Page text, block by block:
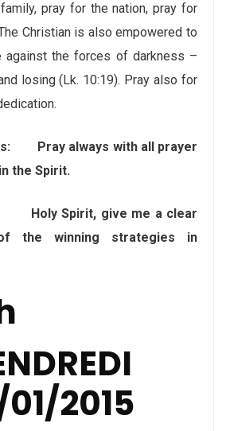
pray for the nation, pray for
Christian is also empowered to
against the forces of darkness –
losing (Lk. 10:19). Pray also for
Pray always with all prayer
the Spirit.
Spirit, give me a clear
of the winning strategies in
2015